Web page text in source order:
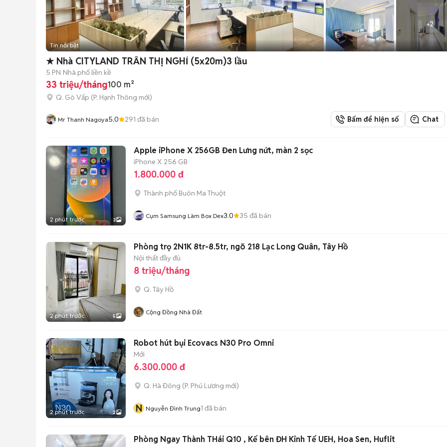
+2
Tin nổi bật
★ Nhà CITYLAND TRẦN THỊ NGHỈ (5x20m)3 lầu
5 PN Nhà phố liền kề
33 triệu/tháng100 m²
Q. Gò Vấp (P. Hạnh Thông mới)
Mr Thanh Nagoya5.0 291 đã bán Bấm để hiện số Chat
2 phút trước 3
Apple iPhone X 256GB Đen Lưng nứt, màn 2 sọc
iPhone X 256 GB
1.800.000 đ
Thành phố Buôn Ma Thuột
Cụm Samsung Làm Box Dex3.0 35 đã bán
2 phút trước 5
Phòng trọ 2N1K 8tr-8.5tr, ngõ 218 Lạc Long Quân, Tây Hồ
Nội thất đầy đủ
8 triệu/tháng
Q. Tây Hồ
Cộng Đồng Nhà Đất
2 phút trước 2
Robot hút bụi Ecovacs N30 Pro Omni
Mới
6.300.000 đ
Q. Hà Đông (P. Phú Lương mới)
N Nguyễn Đình Trung1 đã bán
Phòng Ngay Thành THái Q10 , Kế bên ĐH Kinh Tế UEH, Hoa Sen, Huflit